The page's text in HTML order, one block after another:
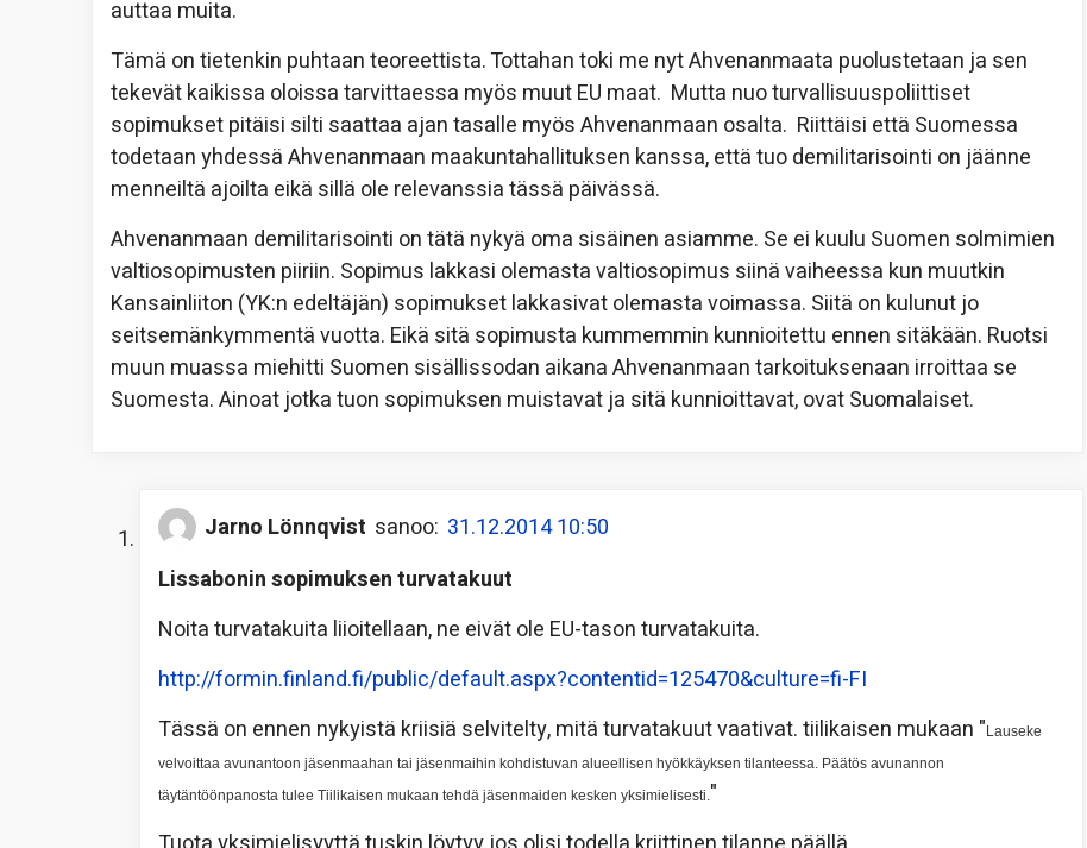
auttaa muita.
Tämä on tietenkin puhtaan teoreettista. Tottahan toki me nyt Ahvenanmaata puolustetaan ja sen
tekevät kaikissa oloissa tarvittaessa myös muut EU maat. Mutta nuo turvallisuuspoliittiset
sopimukset pitäisi silti saattaa ajan tasalle myös Ahvenanmaan osalta. Riittäisi että Suomessa
todetaan yhdessä Ahvenanmaan maakuntahallituksen kanssa, että tuo demilitarisointi on jäänne
menneiltä ajoilta eikä sillä ole relevanssia tässä päivässä.
Ahvenanmaan demilitarisointi on tätä nykyä oma sisäinen asiamme. Se ei kuulu Suomen solmimien
valtiosopimusten piiriin. Sopimus lakkasi olemasta valtiosopimus siinä vaiheessa kun muutkin
Kansainliiton (YK:n edeltäjän) sopimukset lakkasivat olemasta voimassa. Siitä on kulunut jo
seitsemänkymmentä vuotta. Eikä sitä sopimusta kummemmin kunnioitettu ennen sitäkään. Ruotsi
muun muassa miehitti Suomen sisällissodan aikana Ahvenanmaan tarkoituksenaan irroittaa se
Suomesta. Ainoat jotka tuon sopimuksen muistavat ja sitä kunnioittavat, ovat Suomalaiset.
Jarno Lönnqvist sanoo: 31.12.2014 10:50
Lissabonin sopimuksen turvatakuut
Noita turvatakuita liioitellaan, ne eivät ole EU-tason turvatakuita.
http://formin.finland.fi/public/default.aspx?contentid=125470&culture=fi-FI
Tässä on ennen nykyistä kriisiä selvitelty, mitä turvatakuut vaativat. tiilikaisen mukaan " Lauseke
velvoittaa avunantoon jäsenmaahan tai jäsenmaihin kohdistuvan alueellisen hyökkäyksen tilanteessa. Päätös avunannon
täytäntöönpanosta tulee Tiilikaisen mukaan tehdä jäsenmaiden kesken yksimielisesti."